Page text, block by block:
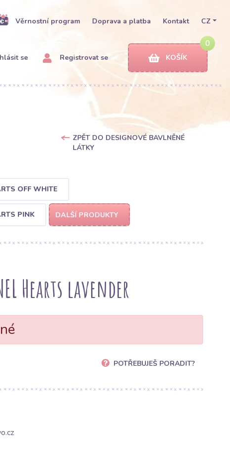
Věrnostní program Doprava a platba Kontakt CZ
se Registrovat se
0
KOŠÍK
ZPĚT DO DESIGNOVÉ BAVLNĚNÉ
LÁTKY
OFF WHITE
PINK DALŠÍ PRODUKTY
Hearts lavender
POTŘEBUJEŠ PORADIT?